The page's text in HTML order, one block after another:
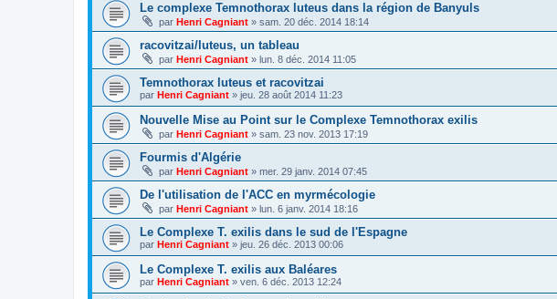
Le complexe Temnothorax luteus dans la région de Banyuls
par Henri Cagniant » sam. 20 déc. 2014 18:14
racovitzai/luteus, un tableau
par Henri Cagniant » lun. 8 déc. 2014 11:05
Temnothorax luteus et racovitzai
par Henri Cagniant » jeu. 28 août 2014 11:23
Nouvelle Mise au Point sur le Complexe Temnothorax exilis
par Henri Cagniant » sam. 23 nov. 2013 17:19
Fourmis d'Algérie
par Henri Cagniant » mer. 29 janv. 2014 07:45
De l'utilisation de l'ACC en myrmécologie
par Henri Cagniant » lun. 6 janv. 2014 18:16
Le Complexe T. exilis dans le sud de l'Espagne
par Henri Cagniant » jeu. 26 déc. 2013 00:06
Le Complexe T. exilis aux Baléares
par Henri Cagniant » ven. 6 déc. 2013 12:24